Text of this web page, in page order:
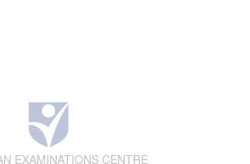
EXAMINATIONS CENTRE